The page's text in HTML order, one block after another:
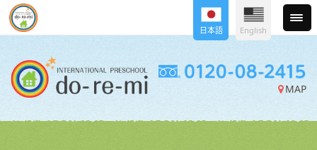
MAP
日本語 English